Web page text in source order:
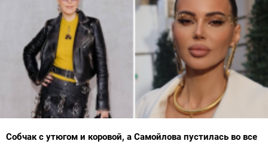
Собчак с утюгом и коровой, а Самойлова пустилась во все